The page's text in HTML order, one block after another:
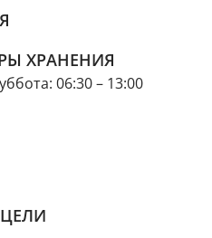
ХРАНЕНИЯ
06:30 – 13:00